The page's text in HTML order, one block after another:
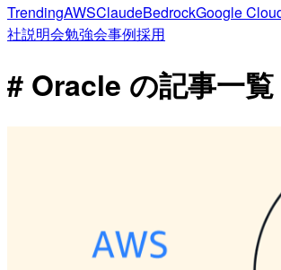
TrendingAWSClaudeBedrockGoogle
社説明会勉強会事例採用
# Oracle の記事一覧